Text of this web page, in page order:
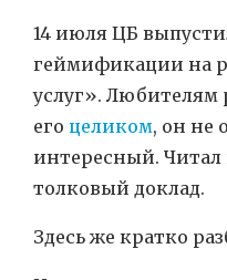
14 июля ЦБ
геймификации на
услуг». Любителям
его целиком, он не
интересный. Читал
толковый доклад.
Здесь же кратко